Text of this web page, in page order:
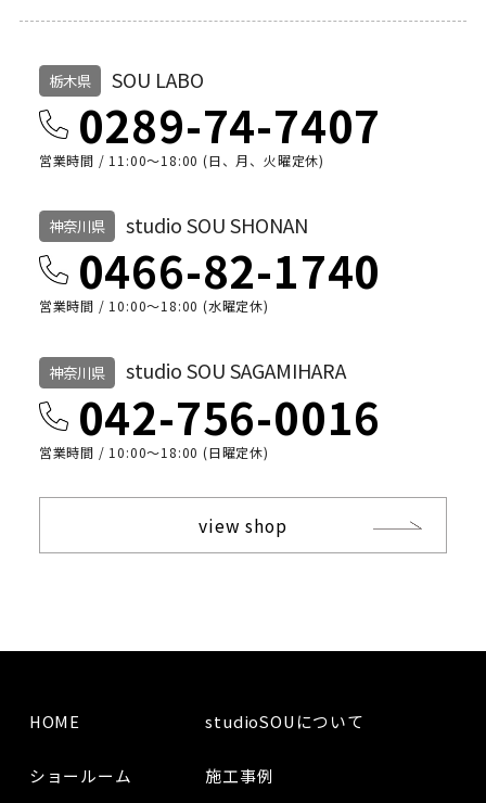
栃木県 SOU LABO
0289-74-7407
営業時間 / 11:00～18:00 (日、月、火曜定休)
神奈川県 studio SOU SHONAN
0466-82-1740
営業時間 / 10:00〜18:00 (水曜定休)
神奈川県 studio SOU SAGAMIHARA
042-756-0016
営業時間 / 10:00〜18:00 (日曜定休)
view shop
HOME studioSOUについて
ショールーム 施工事例